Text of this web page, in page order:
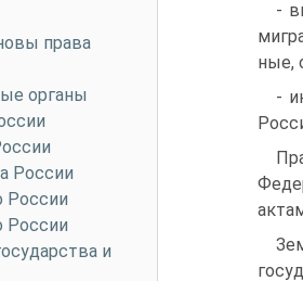
права
органы
России
России
России
и
-
ные,
-